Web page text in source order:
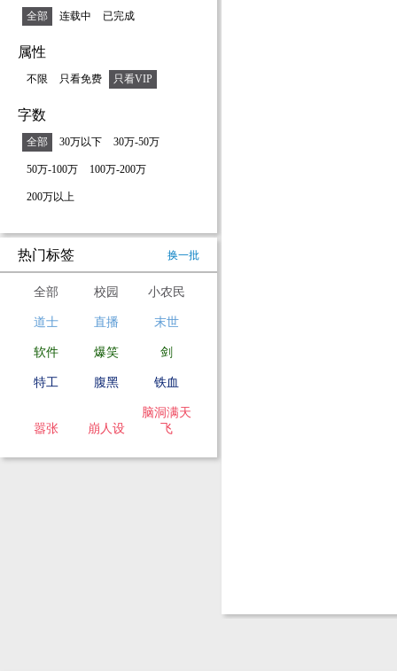
全部 连载中 已完成
属性
不限 只看免费 只看VIP
字数
全部 30万以下 30万-50万
50万-100万 100万-200万
200万以上
热门标签 换一批
全部 校园 小农民
道士 直播 末世
软件 爆笑 剑
特工 腹黑 铁血
嚣张 崩人设
脑洞满天
飞